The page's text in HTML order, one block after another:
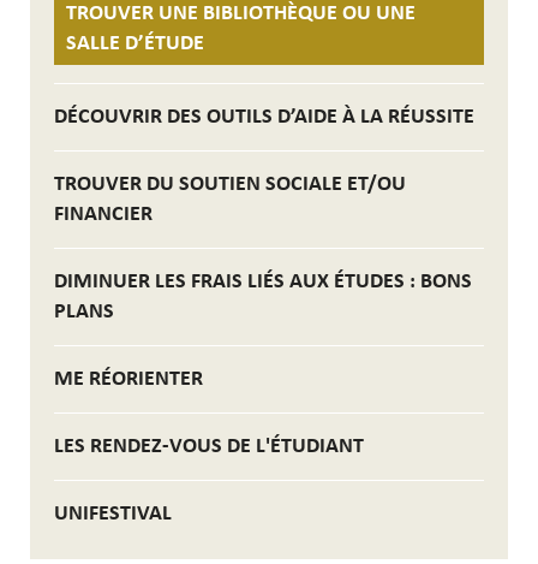
TROUVER UNE BIBLIOTHÈQUE OU UNE
SALLE D’ÉTUDE
DÉCOUVRIR DES OUTILS D’AIDE À LA RÉUSSITE
TROUVER DU SOUTIEN SOCIALE ET/OU
FINANCIER
DIMINUER LES FRAIS LIÉS AUX ÉTUDES : BONS
PLANS
ME RÉORIENTER
LES RENDEZ-VOUS DE L'ÉTUDIANT
UNIFESTIVAL